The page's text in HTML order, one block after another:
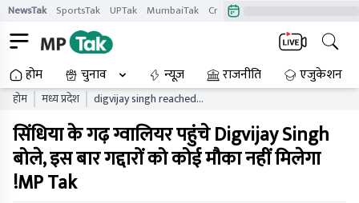
NewsTak SportsTak UPTak MumbaiTak CrimeTak
होम चुनाव न्यूज़ राजनीति एजुकेशन
होम मध्य प्रदेश
digvijay singh reached
scindia said this time the
traitors will not get any
chancemp tak
सिंधिया के गढ़ ग्वालियर पहुंचे Digvijay Singh
बोले, इस बार गद्दारों को कोई मौका नहीं मिलेगा
!MP Tak